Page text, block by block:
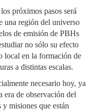
próximos pasos será
una región del universo
de emisión de PBHs
no sólo su efecto
local en la formación de
a distintas escalas.
necesario hoy, ya
era de observación del
misiones que están